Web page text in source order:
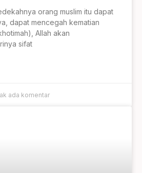
orang muslim itu dapat
dapat mencegah kematian
Allah akan
sifat
ada komentar